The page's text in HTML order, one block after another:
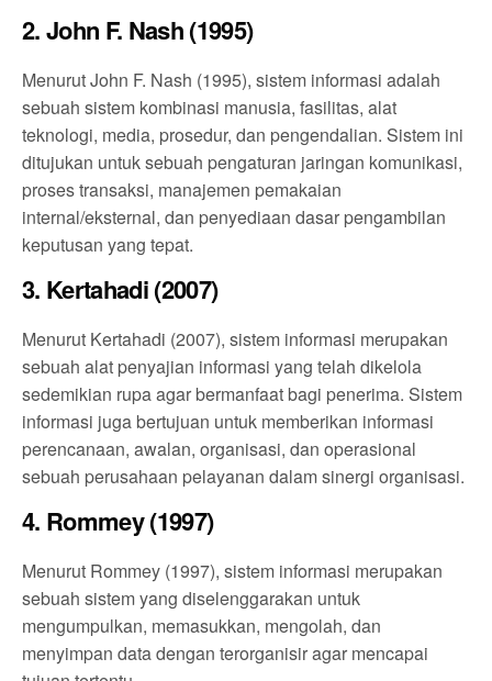
2. John F. Nash (1995)
Menurut John F. Nash (1995), sistem informasi adalah
sebuah sistem kombinasi manusia, fasilitas, alat
teknologi, media, prosedur, dan pengendalian. Sistem ini
ditujukan untuk sebuah pengaturan jaringan komunikasi,
proses transaksi, manajemen pemakaian
internal/eksternal, dan penyediaan dasar pengambilan
keputusan yang tepat.
3. Kertahadi (2007)
Menurut Kertahadi (2007), sistem informasi merupakan
sebuah alat penyajian informasi yang telah dikelola
sedemikian rupa agar bermanfaat bagi penerima. Sistem
informasi juga bertujuan untuk memberikan informasi
perencanaan, awalan, organisasi, dan operasional
sebuah perusahaan pelayanan dalam sinergi organisasi.
4. Rommey (1997)
Menurut Rommey (1997), sistem informasi merupakan
sebuah sistem yang diselenggarakan untuk
mengumpulkan, memasukkan, mengolah, dan
menyimpan data dengan terorganisir agar mencapai